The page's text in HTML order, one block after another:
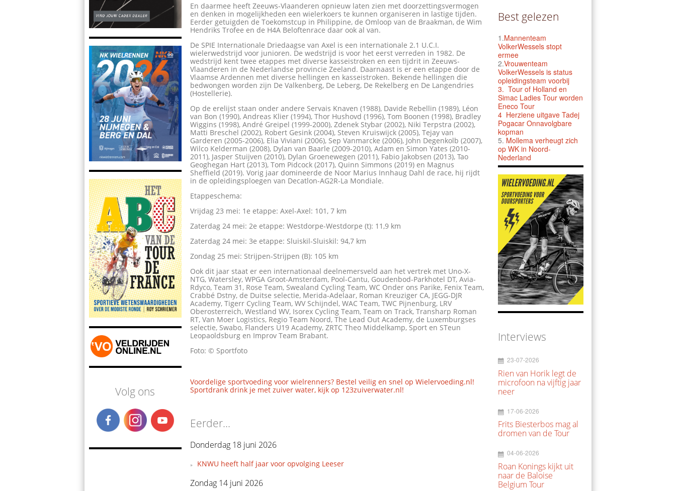
Volg ons
En daarmee heeft Zeeuws-Vlaanderen opnieuw laten zien met doorzettingsvermogen
en denken in mogelijkheden een wielerkoers te kunnen organiseren in lastige tijden.
Eerder getuigden de Toekomstcup in Philippine, de Omloop van de Braakman, de Wim
Hendriks Trofee en de H4A Beloftenrace daar ook al van.
De SPIE Internationale Driedaagse van Axel is een internationale 2.1 U.C.I.
wielerwedstrijd voor junioren. De wedstrijd is voor het eerst verreden in 1982. De
wedstrijd kent twee etappes met diverse kasseistroken en een tijdrit in Zeeuws-
Vlaanderen in de Nederlandse provincie Zeeland. Daarnaast is er een etappe door de
Vlaamse Ardennen met diverse hellingen en kasseistroken. Bekende hellingen die
bedwongen worden zijn De Valkenberg, De Leberg, De Rekelberg en De Langendries
(Hostellerie).
Op de erelijst staan onder andere Servais Knaven (1988), Davide Rebellin (1989), Léon
van Bon (1990), Andreas Klier (1994), Thor Hushovd (1996), Tom Boonen (1998), Bradley
Wiggins (1998), André Greipel (1999-2000), Zdenek Stybar (2002), Niki Terpstra (2002),
Matti Breschel (2002), Robert Gesink (2004), Steven Kruiswijck (2005), Tejay van
Garderen (2005-2006), Elia Viviani (2006), Sep Vanmarcke (2006), John Degenkolb (2007),
Wilco Kelderman (2008), Dylan van Baarle (2009-2010), Adam en Simon Yates (2010-
2011), Jasper Stuijven (2010), Dylan Groenewegen (2011), Fabio Jakobsen (2013), Tao
Geoghegan Hart (2013), Tom Pidcock (2017), Quinn Simmons (2019) en Magnus
Sheffield (2019). Vorig jaar domineerde de Noor Marius Innhaug Dahl de race, hij rijdt
in de opleidingsploegen van Decatlon-AG2R-La Mondiale.
Etappeschema:
Vrijdag 23 mei: 1e etappe: Axel-Axel: 101, 7 km
Zaterdag 24 mei: 2e etappe: Westdorpe-Westdorpe (t): 11,9 km
Zaterdag 24 mei: 3e etappe: Sluiskil-Sluiskil: 94,7 km
Zondag 25 mei: Strijpen-Strijpen (B): 105 km
Ook dit jaar staat er een internationaal deelnemersveld aan het vertrek met Uno-X-
NTG, Watersley, WPGA Groot-Amsterdam, Pool-Cantu, Goudenbod-Parkhotel DT, Avia-
Rdyco, Team 31, Rose Team, Swealand Cycling Team, WC Onder ons Parike, Fenix Team,
Crabbé Dstny, de Duitse selectie, Merida-Adelaar, Roman Kreuziger CA, JEGG-DJR
Academy, Tigerr Cycling Team, WV Schijndel, WAC Team, TWC Pijnenburg, LRV
Oberosterreich, Westland WV, Isorex Cycling Team, Team on Track, Transharp Roman
RT, Van Moer Logistics, Regio Team Noord, The Lead Out Academy, de Luxemburgses
selectie, Swabo, Flanders U19 Academy, ZRTC Theo Middelkamp, Sport en STeun
Leopaoldsburg en Improv Team Brabant.
Foto: © Sportfoto
Voordelige sportvoeding voor wielrenners? Bestel veilig en snel op Wielervoeding.nl!
Sportdrank drink je met zuiver water, kijk op 123zuiverwater.nl!
Eerder...
Donderdag 18 juni 2026
KNWU heeft half jaar voor opvolging Leeser
Zondag 14 juni 2026
Best gelezen
1.Mannenteam
VolkerWessels stopt
ermee
2.Vrouwenteam
VolkerWessels is status
opleidingsteam voorbij
3. Tour of Holland en
Simac Ladies Tour worden
Eneco Tour
4 Herziene uitgave Tadej
Pogacar Onnavolgbare
kopman
5. Mollema verheugt zich
op WK in Noord-
Nederland
Interviews
23-07-2026
Rien van Horik legt de
microfoon na vijftig jaar
neer
17-06-2026
Frits Biesterbos mag al
dromen van de Tour
04-06-2026
Roan Konings kijkt uit
naar de Baloise
Belgium Tour